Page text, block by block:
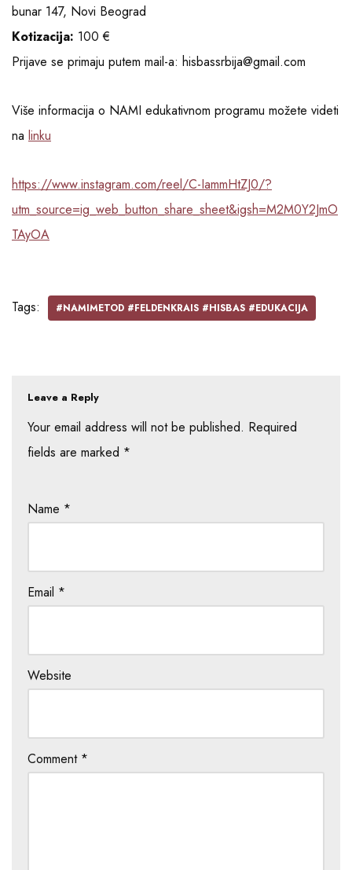
bunar 147, Novi Beograd
Kotizacija: 100 €
Prijave se primaju putem mail-a: hisbassrbija@gmail.com
Više informacija o NAMI edukativnom programu možete videti
na linku
https://www.instagram.com/reel/C-IammHtZJ0/?
utm_source=ig_web_button_share_sheet&igsh=M2M0Y2JmO
TAyOA
Tags: #NAMIMETOD #FELDENKRAIS #HISBAS #EDUKACIJA
Leave a Reply
Your email address will not be published. Required
fields are marked *
Name *
Email *
Website
Comment *